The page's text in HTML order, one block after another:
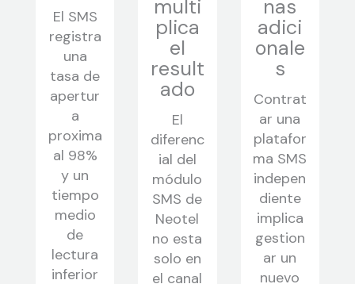
El SMS
registra
una
tasa de
apertur
a
proxima
al 98%
y un
tiempo
medio
de
lectura
inferior
multi
plica
el
result
ado
El
diferenc
ial del
módulo
SMS de
Neotel
no esta
solo en
el canal
nas
adici
onale
s
Contrat
ar una
platafor
ma SMS
indepen
diente
implica
gestion
ar un
nuevo